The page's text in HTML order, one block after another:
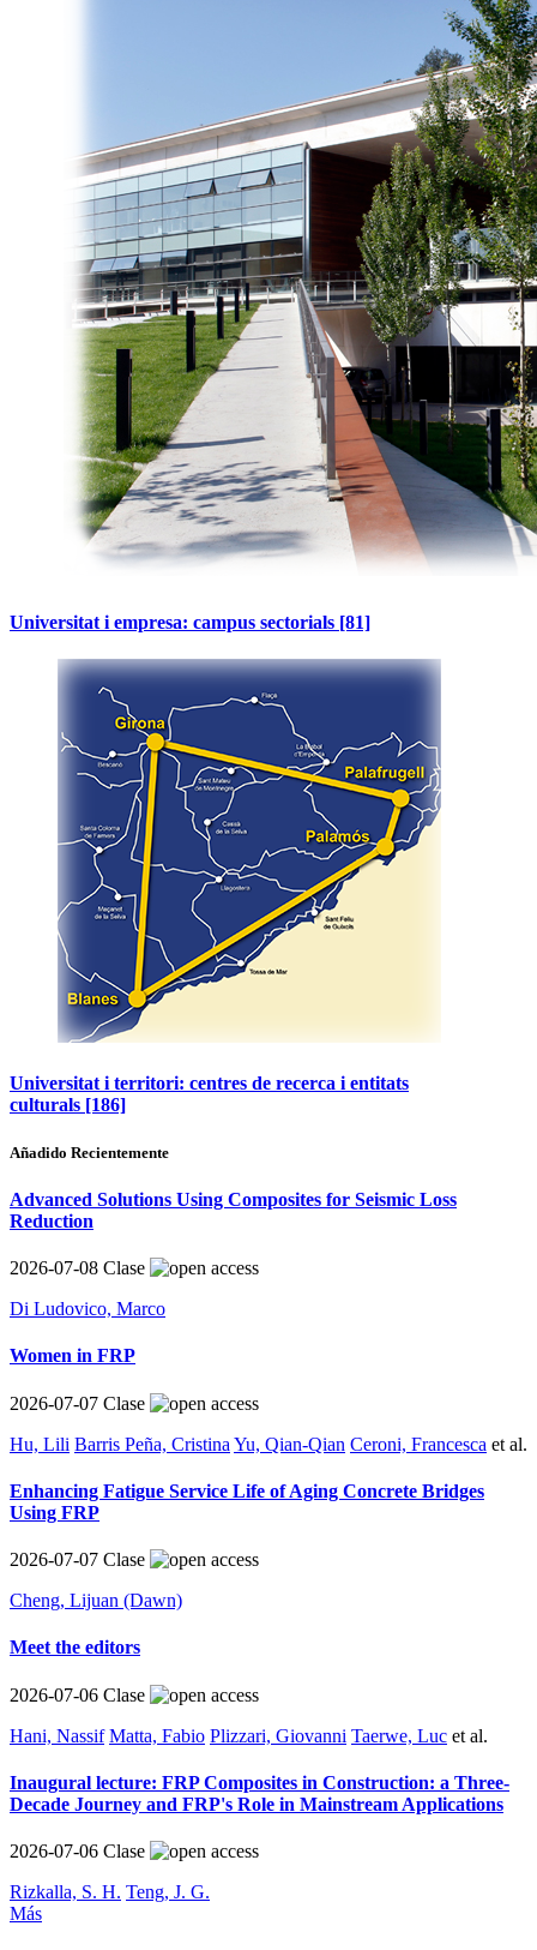
Universitat i empresa: campus sectorials [81]
Universitat i territori: centres de recerca i entitats
culturals [186]
Añadido Recientemente
Advanced Solutions Using Composites for Seismic Loss
Reduction
2026-07-08 Clase
Di Ludovico, Marco
Women in FRP
2026-07-07 Clase
Hu, Lili Barris Peña, Cristina Yu, Qian-Qian Ceroni, Francesca et al.
Enhancing Fatigue Service Life of Aging Concrete Bridges
Using FRP
2026-07-07 Clase
Cheng, Lijuan (Dawn)
Meet the editors
2026-07-06 Clase
Hani, Nassif Matta, Fabio Plizzari, Giovanni Taerwe, Luc et al.
Inaugural lecture: FRP Composites in Construction: a Three-
Decade Journey and FRP's Role in Mainstream Applications
2026-07-06 Clase
Rizkalla, S. H. Teng, J. G.
Más